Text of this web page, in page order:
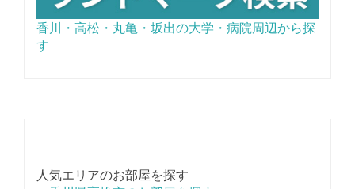
香川・高松・丸亀・坂出の大学・病院周辺から探
す
人気エリアのお部屋を探す